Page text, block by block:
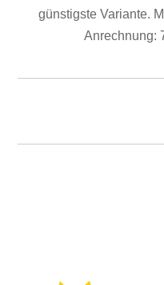
günstigste Variante.
Anrechnung: